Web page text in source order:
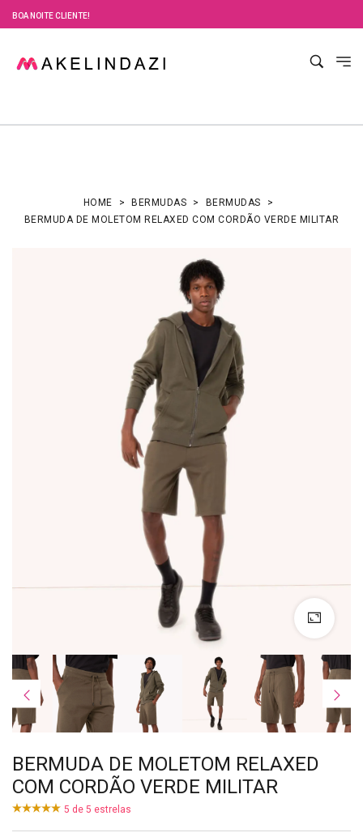
BOA NOITE CLIENTE!
HOME BERMUDAS
BERMUDAS
BERMUDA DE MOLETOM RELAXED COM CORDÃO VERDE MILITAR
BERMUDA DE MOLETOM RELAXED
COM CORDÃO VERDE MILITAR
5 de 5 estrelas